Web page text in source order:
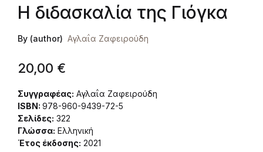
Η διδασκαλία της Γιόγκα
By (author) Αγλαΐα Ζαφειρούδη
20,00 €
Συγγραφέας: Αγλαΐα Ζαφειρούδη
ISBN: 978-960-9439-72-5
Σελίδες: 322
Γλώσσα: Ελληνική
Έτος έκδοσης: 2021